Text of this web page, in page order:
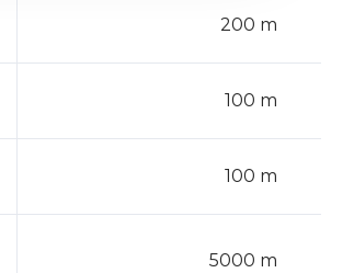
200 m
100 m
100 m
5000 m